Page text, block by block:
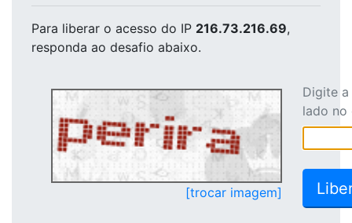
Para liberar o acesso do IP 216.73.216.69,
responda ao desafio abaixo.
[trocar imagem]
Digite
lado no